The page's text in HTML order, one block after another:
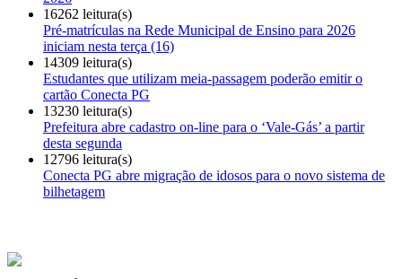
16262 leitura(s)
Pré-matrículas na Rede Municipal de Ensino para 2026
iniciam nesta terça (16)
14309 leitura(s)
Estudantes que utilizam meia-passagem poderão emitir o
cartão Conecta PG
13230 leitura(s)
Prefeitura abre cadastro on-line para o ‘Vale-Gás’ a partir
desta segunda
12796 leitura(s)
Conecta PG abre migração de idosos para o novo sistema de
bilhetagem